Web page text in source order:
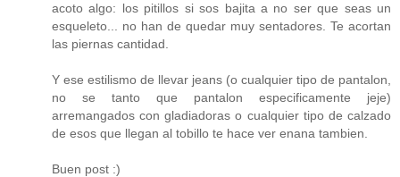
acoto algo: los pitillos si sos bajita a no ser que seas un
esqueleto... no han de quedar muy sentadores. Te acortan
las piernas cantidad.
Y ese estilismo de llevar jeans (o cualquier tipo de pantalon,
no se tanto que pantalon especificamente jeje)
arremangados con gladiadoras o cualquier tipo de calzado
de esos que llegan al tobillo te hace ver enana tambien.
Buen post :)